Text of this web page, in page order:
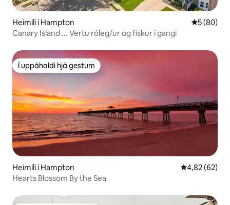
Heimili í Hampton 5 af 5 í
5 (80)
Canary Island ... Vertu róleg/ur og fiskur í gangi
Í uppáhaldi hjá gestum
Í uppáhaldi hjá gestum
Heimili í Hampton 4,82 af 5 í
4,82 (62)
Hearts Blossom By the Sea